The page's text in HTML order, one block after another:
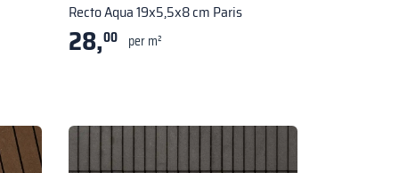
Recto Aqua 19x5,5x8 cm Paris
28,00 per m²